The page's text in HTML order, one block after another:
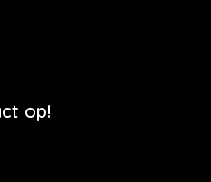
op!